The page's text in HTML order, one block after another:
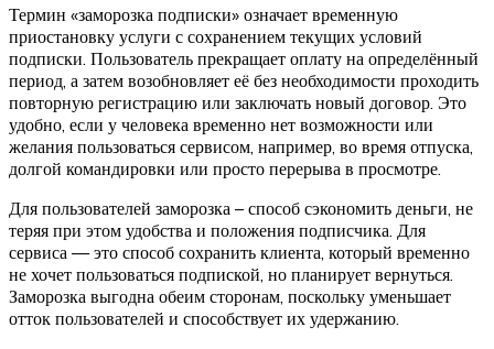
Термин «заморозка подписки» означает временную
приостановку услуги с сохранением текущих условий
подписки. Пользователь прекращает оплату на определённый
период, а затем возобновляет её без необходимости проходить
повторную регистрацию или заключать новый договор. Это
удобно, если у человека временно нет возможности или
желания пользоваться сервисом, например, во время отпуска,
долгой командировки или просто перерыва в просмотре.
Для пользователей заморозка – способ сэкономить деньги, не
теряя при этом удобства и положения подписчика. Для
сервиса — это способ сохранить клиента, который временно
не хочет пользоваться подпиской, но планирует вернуться.
Заморозка выгодна обеим сторонам, поскольку уменьшает
отток пользователей и способствует их удержанию.